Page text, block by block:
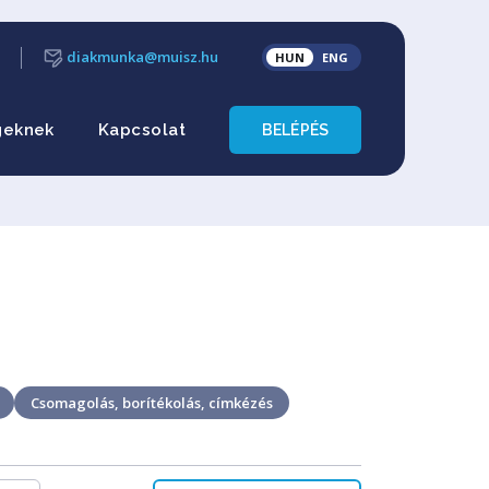
diakmunka@muisz.hu HUN ENG
Kapcsolat BELÉPÉS
Csomagolás, borítékolás, címkézés